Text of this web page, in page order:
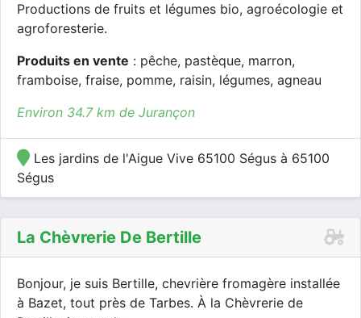
Productions de fruits et légumes bio, agroécologie et
agroforesterie.
Produits en vente : pêche, pastèque, marron,
framboise, fraise, pomme, raisin, légumes, agneau
Environ 34.7 km de Jurançon
Les jardins de l'Aigue Vive 65100 Ségus à 65100
Ségus
La Chèvrerie De Bertille
Bonjour, je suis Bertille, chevrière fromagère installée
à Bazet, tout près de Tarbes. À la Chèvrerie de